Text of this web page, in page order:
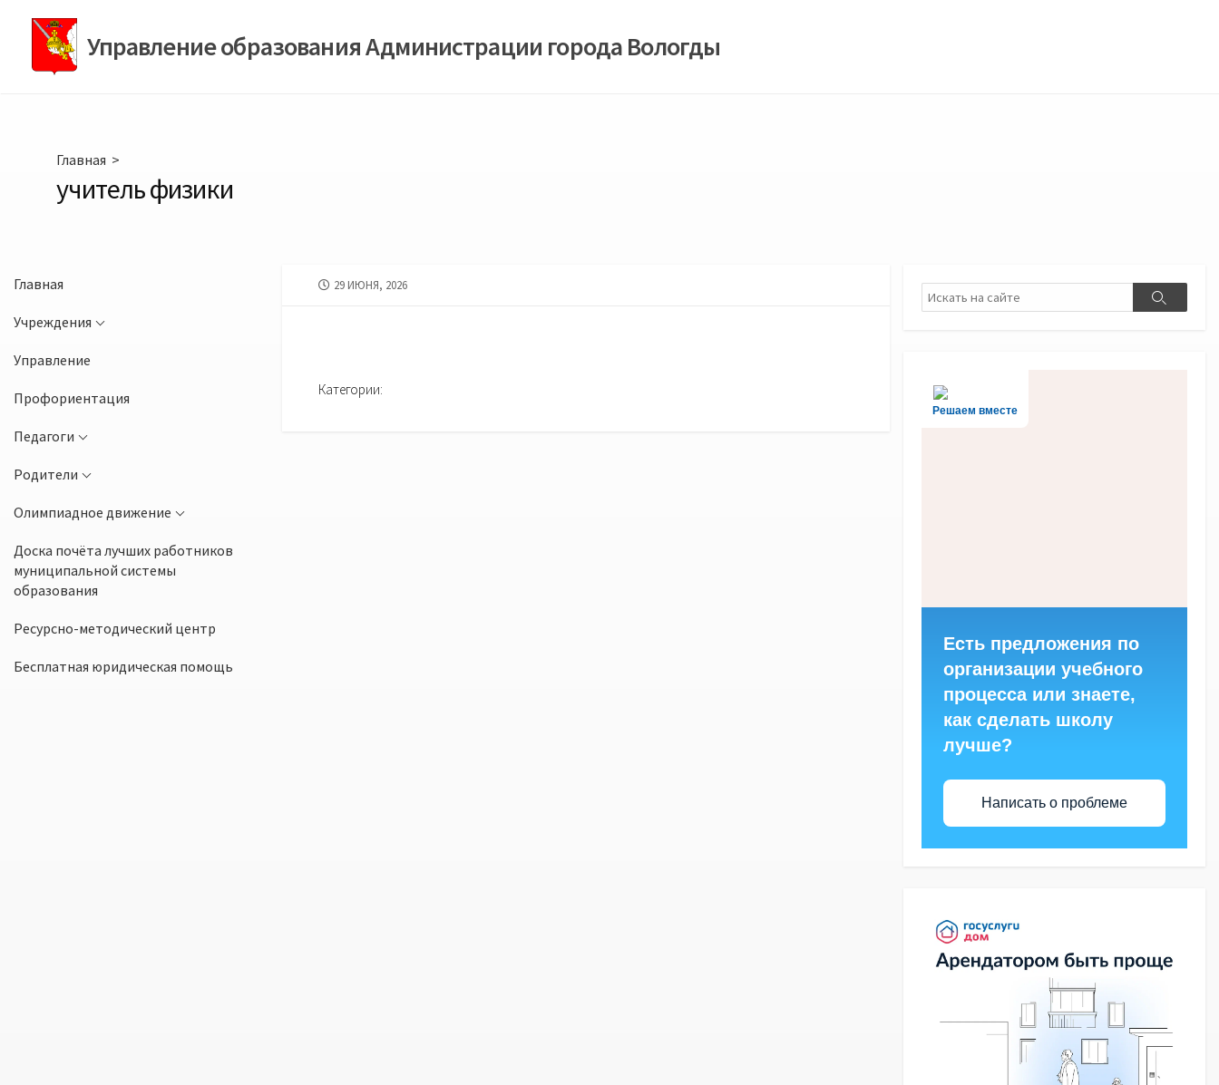
содержимомуУправление образования Администрации города Вологды
Главная >
учитель физики
Главная
Учреждения
Управление
Профориентация
Педагоги
Родители
Олимпиадное движение
Доска почёта лучших работников
муниципальной системы
образования
Ресурсно-методический центр
Бесплатная юридическая помощь
ДАТА
29 ИЮНЯ, 2026
Категории:
Поиск
Поиск
Решаем вместе
Есть предложения по
организации учебного
процесса или знаете,
как сделать школу
лучше?
Написать о проблеме